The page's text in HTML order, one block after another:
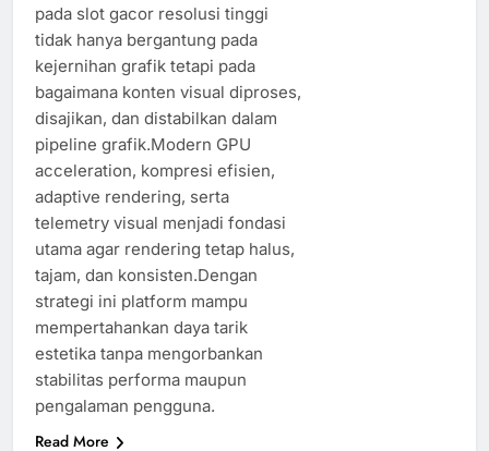
pada slot gacor resolusi tinggi
tidak hanya bergantung pada
kejernihan grafik tetapi pada
bagaimana konten visual diproses,
disajikan, dan distabilkan dalam
pipeline grafik.Modern GPU
acceleration, kompresi efisien,
adaptive rendering, serta
telemetry visual menjadi fondasi
utama agar rendering tetap halus,
tajam, dan konsisten.Dengan
strategi ini platform mampu
mempertahankan daya tarik
estetika tanpa mengorbankan
stabilitas performa maupun
pengalaman pengguna.
Read More